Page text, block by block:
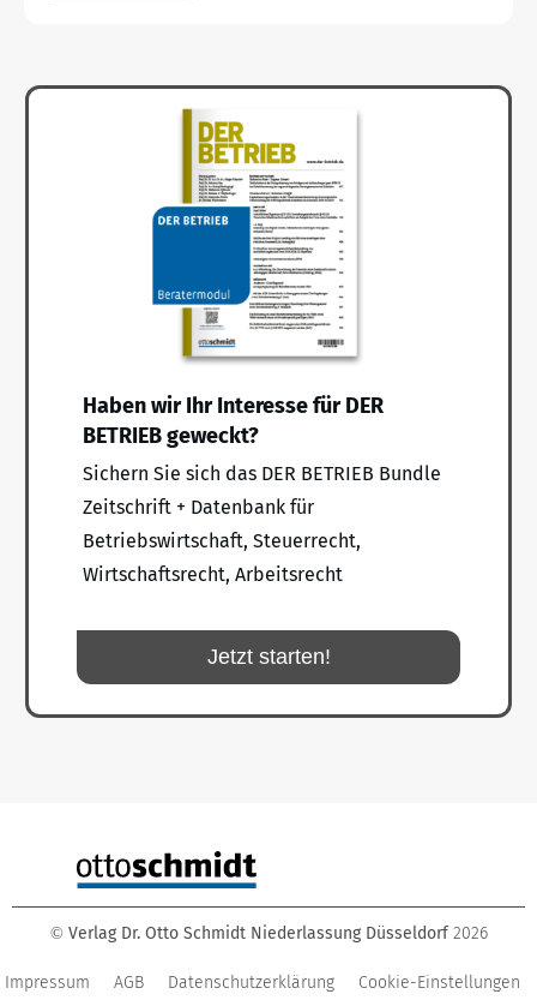
Haben wir Ihr Interesse für DER
BETRIEB geweckt?
Sichern Sie sich das DER BETRIEB Bundle
Zeitschrift + Datenbank für
Betriebswirtschaft, Steuerrecht,
Wirtschaftsrecht, Arbeitsrecht
Jetzt starten!
© Verlag Dr. Otto Schmidt Niederlassung Düsseldorf 2026
Impressum AGB Datenschutzerklärung Cookie-Einstellungen